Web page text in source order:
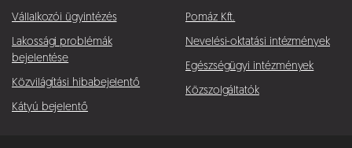
Vállalkozói ügyintézés
Lakossági problémák
bejelentése
Közvilágítási hibabejelentő
Kátyú bejelentő
Pomáz Kft.
Nevelési-oktatási intézmények
Egészségügyi intézmények
Közszolgáltatók